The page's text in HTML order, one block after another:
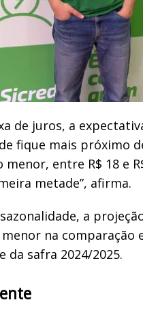
de juros, a
fique mais próximo
entre R$ 18 e
metade”, afirma.
a
na
da safra 2024/2025.